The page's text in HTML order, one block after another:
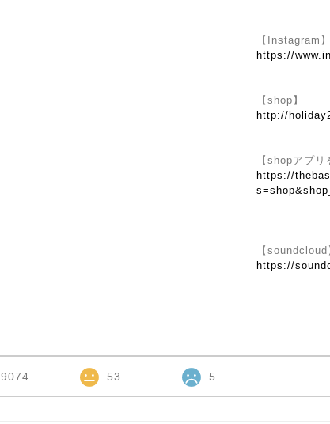
【Instagram】
https://
【shop】
http://
【shopアプリ
https://
【soundcloud
https://
9074 53 5